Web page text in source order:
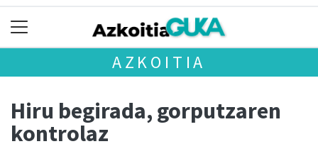
AZKOITIA
Hiru begirada, gorputzaren
kontrolaz